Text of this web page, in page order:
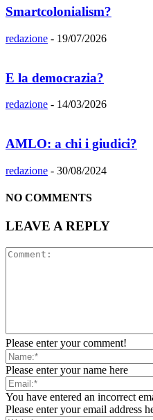
Smartcolonialism?
redazione - 19/07/2026
E la democrazia?
redazione - 14/03/2026
AMLO: a chi i giudici?
redazione - 30/08/2024
NO COMMENTS
LEAVE A REPLY
Please enter your comment!
Please enter your name here
You have entered an incorrect
Please enter your email address